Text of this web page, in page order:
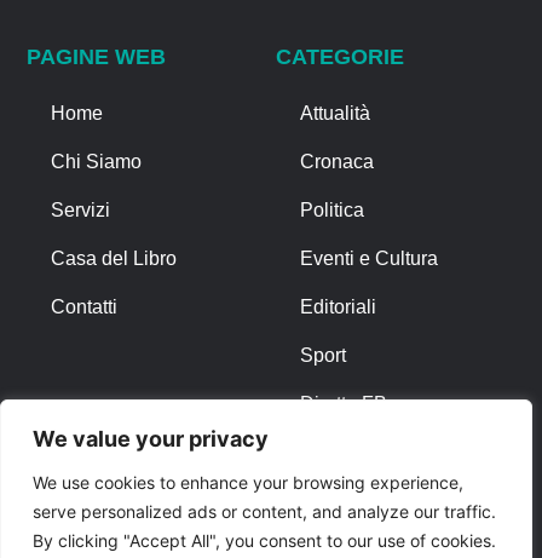
We value your privacy
We use cookies to enhance your browsing experience,
serve personalized ads or content, and analyze our traffic.
By clicking "Accept All", you consent to our use of cookies.
PAGINE WEB
Home
Chi Siamo
Servizi
Casa del Libro
Contatti
CATEGORIE
Attualità
Cronaca
Politica
Eventi e Cultura
Editoriali
Sport
Diretta FB
ALTRO
Note Legali